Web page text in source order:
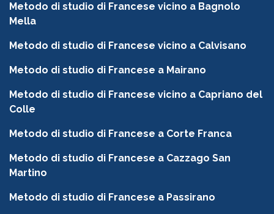
Metodo di studio di Francese vicino a Bagnolo
Mella
Metodo di studio di Francese vicino a Calvisano
Metodo di studio di Francese a Mairano
Metodo di studio di Francese vicino a Capriano del
Colle
Metodo di studio di Francese a Corte Franca
Metodo di studio di Francese a Cazzago San
Martino
Metodo di studio di Francese a Passirano